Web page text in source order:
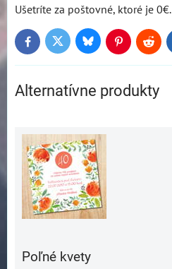
Ušetríte za poštovné, ktoré je 0€.
FacebookTwitter BlueskyPinterestReddit
Alternatívne produkty
Poľné kvety